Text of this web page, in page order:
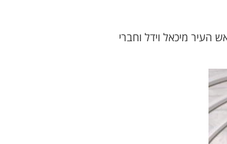
מיכאל וידל וחברי